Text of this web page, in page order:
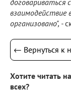
взаимодействие
организовано", -
← Вернуться к
Хотите читать
всех?